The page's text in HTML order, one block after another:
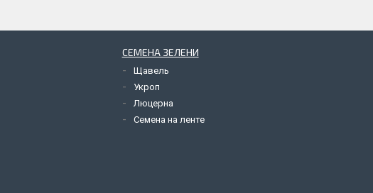
СЕМЕНА ЗЕЛЕНИ
Щавель
Укроп
Люцерна
Семена на ленте